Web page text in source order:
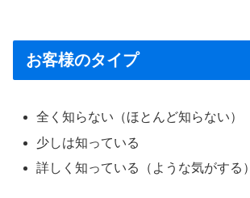
お客様のタイプ
全く知らない（ほとんど知らない）
少しは知っている
詳しく知っている（ような気がする）